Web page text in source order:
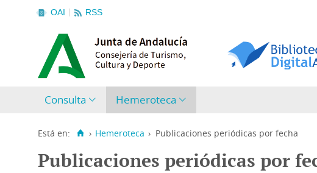
OAI RSS
Consulta Hemeroteca
Está en: › Hemeroteca › Publicaciones periódicas por fecha
Publicaciones periódicas por